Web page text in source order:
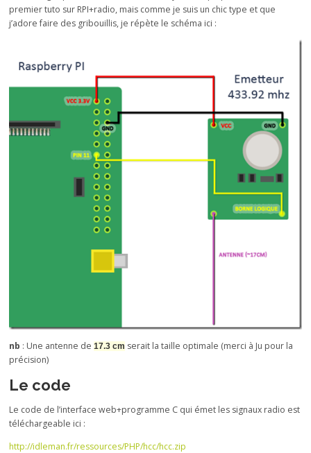
premier tuto sur RPI+radio, mais comme je suis un chic type et que
j’adore faire des gribouillis, je répète le schéma ici :
nb : Une antenne de17.3 cm serait la taille optimale (merci à Ju pour la
précision)
Le code
Le code de l’interface web+programme C qui émet les signaux radio est
téléchargeable ici :
http://idleman.fr/ressources/PHP/hcc/hcc.zip